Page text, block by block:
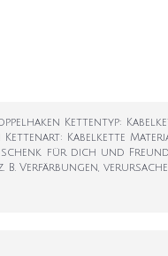
Kettentyp:
Kettenart: Kabelkette
für dich und